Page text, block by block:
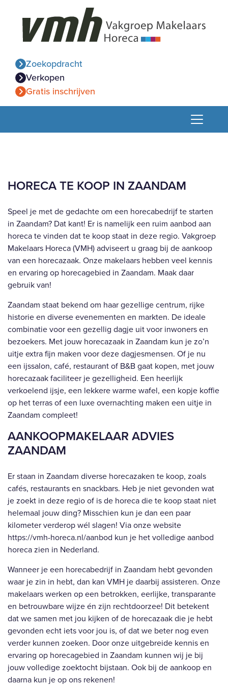
Zoekopdracht
Verkopen
Gratis inschrijven
HORECA TE KOOP IN ZAANDAM
Speel je met de gedachte om een horecabedrijf te starten
in Zaandam? Dat kant! Er is namelijk een ruim aanbod aan
horeca te vinden dat te koop staat in deze regio. Vakgroep
Makelaars Horeca (VMH) adviseert u graag bij de aankoop
van een horecazaak. Onze makelaars hebben veel kennis
en ervaring op horecagebied in Zaandam. Maak daar
gebruik van!
Zaandam staat bekend om haar gezellige centrum, rijke
historie en diverse evenementen en markten. De ideale
combinatie voor een gezellig dagje uit voor inwoners en
bezoekers. Met jouw horecazaak in Zaandam kun je zo’n
uitje extra fijn maken voor deze dagjesmensen. Of je nu
een ijssalon, café, restaurant of B&B gaat kopen, met jouw
horecazaak faciliteer je gezelligheid. Een heerlijk
verkoelend ijsje, een lekkere warme wafel, een kopje koffie
op het terras of een luxe overnachting maken een uitje in
Zaandam compleet!
AANKOOPMAKELAAR ADVIES
ZAANDAM
Er staan in Zaandam diverse horecazaken te koop, zoals
cafés, restaurants en snackbars. Heb je niet gevonden wat
je zoekt in deze regio of is de horeca die te koop staat niet
helemaal jouw ding? Misschien kun je dan een paar
kilometer verderop wél slagen! Via onze website
https://vmh-horeca.nl/aanbod kun je het volledige aanbod
horeca zien in Nederland.
Wanneer je een horecabedrijf in Zaandam hebt gevonden
waar je zin in hebt, dan kan VMH je daarbij assisteren. Onze
makelaars werken op een betrokken, eerlijke, transparante
en betrouwbare wijze én zijn rechtdoorzee! Dit betekent
dat we samen met jou kijken of de horecazaak die je hebt
gevonden echt iets voor jou is, of dat we beter nog even
verder kunnen zoeken. Door onze uitgebreide kennis en
ervaring op horecagebied in Zaandam kunnen wij je bij
jouw volledige zoektocht bijstaan. Ook bij de aankoop en
daarna kun je op ons rekenen!